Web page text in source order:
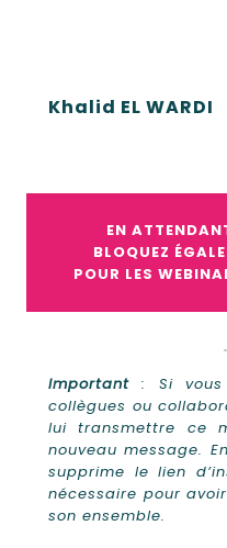
Khalid EL WARDI
EN
BLOQUEZ
POUR LES
Important: Si vous
collègues ou
lui transmettre ce
nouveau message.
supprime le lien
nécessaire pour
son ensemble.